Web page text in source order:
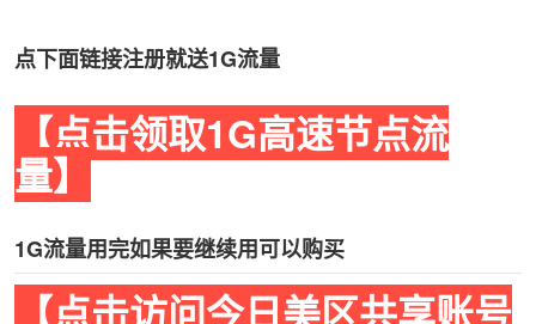
点下面链接注册就送1G流量
【点击领取1G高速节点流
量】
1G流量用完如果要继续用可以购买
【点击访问今日美区共享账号